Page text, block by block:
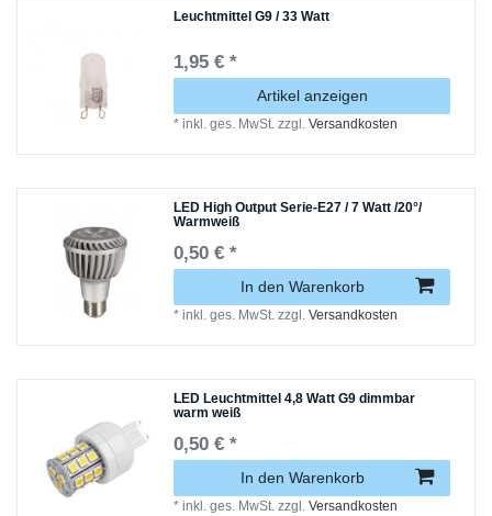
Leuchtmittel G9 / 33 Watt
1,95 € *
Artikel anzeigen
*inkl. ges. MwSt. zzgl.Versandkosten
LED High Output Serie-E27 / 7 Watt /20°/
Warmweiß
0,50 € *
In den Warenkorb
*inkl. ges. MwSt. zzgl.Versandkosten
LED Leuchtmittel 4,8 Watt G9 dimmbar
warm weiß
0,50 € *
In den Warenkorb
*inkl. ges. MwSt. zzgl.Versandkosten